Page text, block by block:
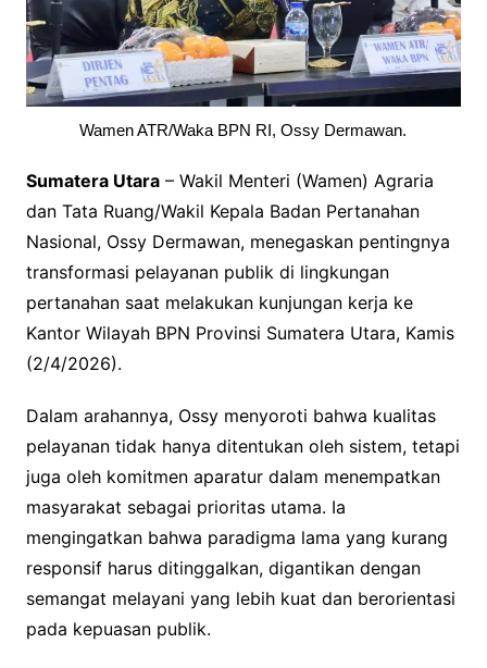
Wamen ATR/Waka BPN RI, Ossy Dermawan.
Sumatera Utara– Wakil Menteri (Wamen) Agraria
dan Tata Ruang/Wakil Kepala Badan Pertanahan
Nasional, Ossy Dermawan, menegaskan pentingnya
transformasi pelayanan publik di lingkungan
pertanahan saat melakukan kunjungan kerja ke
Kantor Wilayah BPN Provinsi Sumatera Utara, Kamis
(2/4/2026).
Dalam arahannya, Ossy menyoroti bahwa kualitas
pelayanan tidak hanya ditentukan oleh sistem, tetapi
juga oleh komitmen aparatur dalam menempatkan
masyarakat sebagai prioritas utama. Ia
mengingatkan bahwa paradigma lama yang kurang
responsif harus ditinggalkan, digantikan dengan
semangat melayani yang lebih kuat dan berorientasi
pada kepuasan publik.